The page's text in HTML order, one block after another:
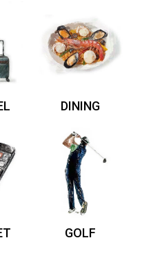
DINING
GOLF